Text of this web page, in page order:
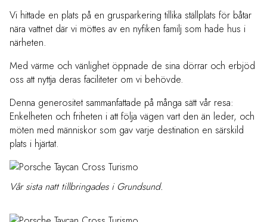
Vi hittade en plats på en grusparkering tillika ställplats för båtar
nära vattnet där vi möttes av en nyfiken familj som hade hus i
närheten.
Med värme och vänlighet öppnade de sina dörrar och erbjöd
oss att nyttja deras faciliteter om vi behövde.
Denna generositet sammanfattade på många sätt vår resa:
Enkelheten och friheten i att följa vägen vart den än leder, och
möten med människor som gav varje destination en särskild
plats i hjärtat.
Vår sista natt tillbringades i Grundsund.